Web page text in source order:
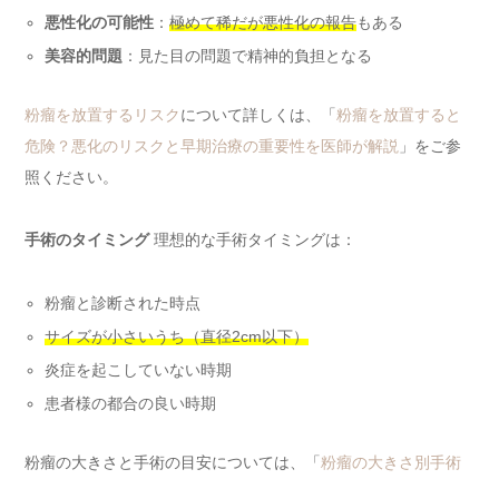
悪性化の可能性 ：極めて稀だが悪性化の報告もある
美容的問題 ：見た目の問題で精神的負担となる
粉瘤を放置するリスクについて詳しくは、「 粉瘤を放置すると
危険？悪化のリスクと早期治療の重要性を医師が解説 」をご参
照ください。
手術のタイミング理想的な手術タイミングは：
粉瘤と診断された時点
サイズが小さいうち（直径2cm以下）
炎症を起こしていない時期
患者様の都合の良い時期
粉瘤の大きさと手術の目安については、「 粉瘤の大きさ別手術